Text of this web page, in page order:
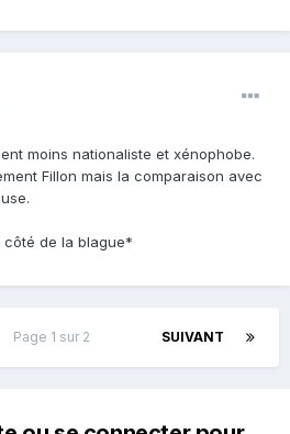
moins nationaliste et xénophobe.
Fillon mais la comparaison avec
côté de la blague*
SUIVANT
Page 1 sur 2